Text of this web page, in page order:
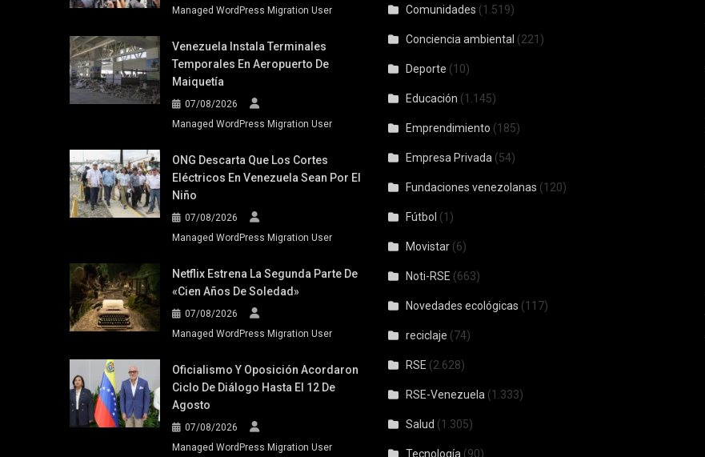
Managed WordPress Migration User
Venezuela Instala Terminales
Temporales En Aeropuerto De
Maiquetía
07/08/2026
Managed WordPress Migration User
ONG Descarta Que Los Cortes
Eléctricos En Venezuela Sean Por El
Niño
07/08/2026
Managed WordPress Migration User
Netflix Estrena La Segunda Parte De
«Cien Años De Soledad»
07/08/2026
Managed WordPress Migration User
Oficialismo Y Oposición Acordaron
Ciclo De Diálogo Hasta El 12 De
Agosto
07/08/2026
Managed WordPress Migration User
Comunidades (1.519)
Conciencia ambiental (221)
Deporte (10)
Educación (1.145)
Emprendimiento (185)
Empresa Privada (54)
Fundaciones venezolanas (120)
Fútbol (1)
Movistar (6)
Noti-RSE (663)
Novedades ecológicas (117)
reciclaje (74)
RSE (2.628)
RSE-Venezuela (1.333)
Salud (1.305)
Tecnología (90)